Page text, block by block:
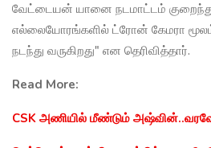
வேட்டையன் யானை நடமாட்டம்
எல்லையோரங்களில் ட்ரோன் கேமரா
நடந்து வருகிறது" என தெரிவித்தார்.
Read More:
CSK அணியில் மீண்டும்